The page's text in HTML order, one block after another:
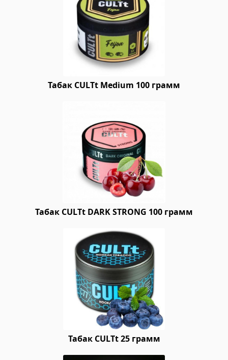
Табак CULTt Medium 100 грамм
Табак CULTt DARK STRONG 100 грамм
Табак CULTt 25 грамм